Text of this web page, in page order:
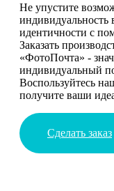
Не упустите
индивидуальность
идентичности с
Заказать
«ФотоПочта» -
индивидуальный
Воспользуйтесь
получите ваши
Сделать заказ